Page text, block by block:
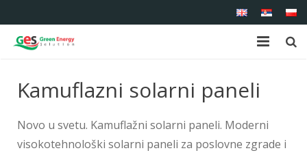
Proizvodi
Kamuflazni solarni paneli
Novo u svetu. Kamuflažni solarni paneli. Moderni
visokotehnološki solarni paneli za poslovne zgrade i